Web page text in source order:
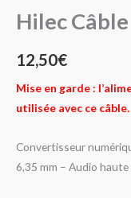
Hilec Câble
12,50€
Mise en garde :
utilisée avec ce câble.
Convertisseur
6,35 mm – Audio